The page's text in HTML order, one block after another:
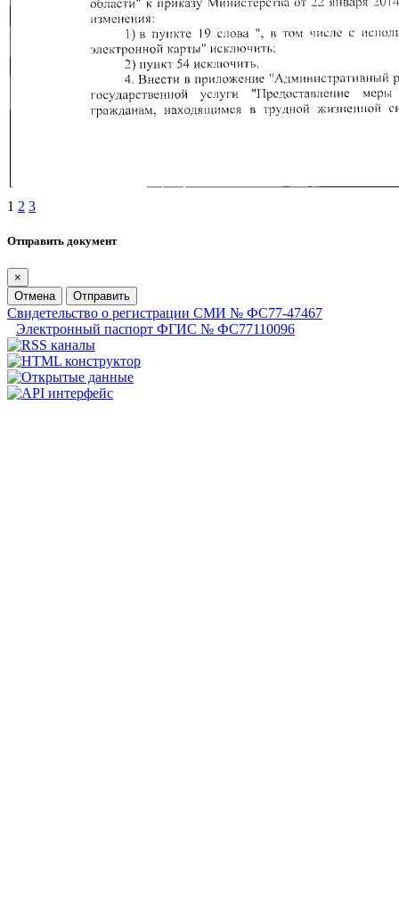
1 2 3
Отправить документ
×
Отмена
Отправить
Свидетельство о регистрации СМИ № ФС77-47467
Электронный паспорт ФГИС № ФС77110096